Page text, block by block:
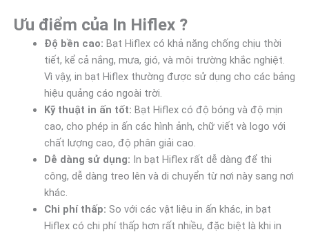
Ưu điểm của In Hiflex ?
Độ bền cao: Bạt Hiflex có khả năng chống chịu thời
tiết, kể cả nắng, mưa, gió, và môi trường khắc nghiệt.
Vì vậy, in bạt Hiflex thường được sử dụng cho các bảng
hiệu quảng cáo ngoài trời.
Kỹ thuật in ấn tốt: Bạt Hiflex có độ bóng và độ mịn
cao, cho phép in ấn các hình ảnh, chữ viết và logo với
chất lượng cao, độ phân giải cao.
Dễ dàng sử dụng: In bạt Hiflex rất dễ dàng để thi
công, dễ dàng treo lên và di chuyển từ nơi này sang nơi
khác.
Chi phí thấp: So với các vật liệu in ấn khác, in bạt
Hiflex có chi phí thấp hơn rất nhiều, đặc biệt là khi in